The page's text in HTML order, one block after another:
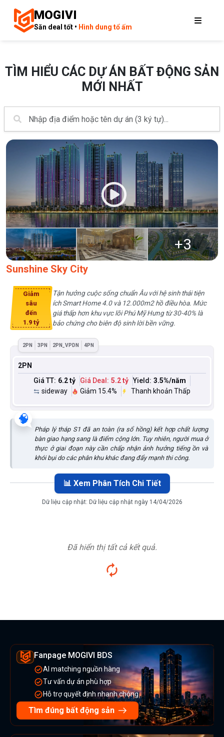
MOGIVI
Săn deal tốt • Hình dung tổ ấm
TÌM HIỂU CÁC DỰ ÁN BẤT ĐỘNG SẢN
MỚI NHẤT
+3
Sunshine Sky City
Giảm
sâu
đến
1.9 tỷ
Tận hưởng cuộc sống chuẩn Âu với hệ sinh thái tiện
ích Smart Home 4.0 và 12.000m2 hồ điều hòa. Mức
giá thấp hơn khu vực lõi Phú Mỹ Hưng từ 30-40% là
bảo chứng cho biên độ sinh lời bền vững.
2PN 3PN 2PN_VPDN 4PN
2PN
Giá TT: 6.2 tỷ Giá Deal: 5.2 tỷ Yield: 3.5%/năm
sideway
Giảm 15.4% Thanh khoản Thấp
🧠
Pháp lý tháp S1 đã an toàn (ra sổ hồng) kết hợp chất lượng
bàn giao hạng sang là điểm cộng lớn. Tuy nhiên, người mua ở
thực ở giai đoạn này cần chấp nhận ảnh hưởng tiếng ồn và
khói bụi do các phân khu khác đang đẩy mạnh thi công.
📊 Xem Phân Tích Chi Tiết
Dữ liệu cập nhật: Dữ liệu cập nhật ngày 14/04/2026
Đã hiển thị tất cả kết quả.
Fanpage MOGIVI BDS
AI matching nguồn hàng
Tư vấn dự án phù hợp
Hỗ trợ quyết định nhanh chóng
Tìm đúng bất động sản